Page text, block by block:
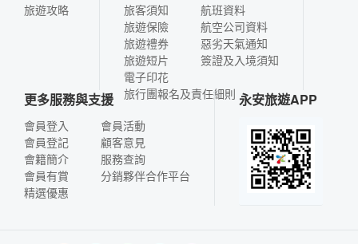
旅遊攻略
旅客須知
旅遊保險
旅遊禮券
旅遊短片
電子印花
航班資料
航空公司資料
惡劣天氣通知
簽證及入境須知
旅行團報名及責任細則
更多服務與支援
會員登入
會員登記
會籍簡介
會員有賞
精選優惠
會員活動
顧客意見
服務查詢
分銷夥伴合作平台
永安旅遊APP